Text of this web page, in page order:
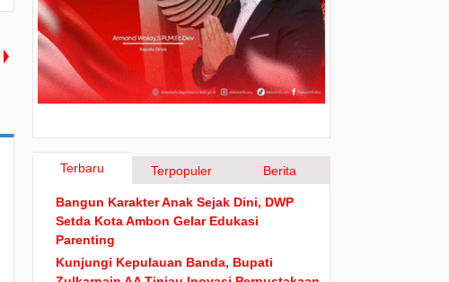
Terbaru Terpopuler Berita
Bangun Karakter Anak Sejak Dini, DWP
Setda Kota Ambon Gelar Edukasi
Parenting
Kunjungi Kepulauan Banda, Bupati